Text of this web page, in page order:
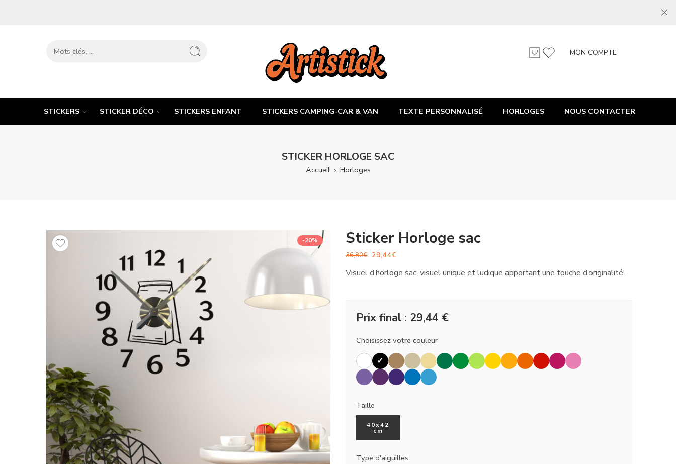
MON COMPTE
STICKERS STICKER DÉCO STICKERS ENFANT STICKERS CAMPING-CAR & VAN TEXTE PERSONNALISÉ HORLOGES NOUS CONTACTER
STICKER HORLOGE SAC
Accueil Horloges
-20% Sticker Horloge sac
36,80€ 29,44€
Visuel d’horloge sac, visuel unique et ludique apportant une touche d’originalité.
Prix final : 29,44 €
Choisissez votre couleur
Taille
40x42
cm
Type d'aiguilles